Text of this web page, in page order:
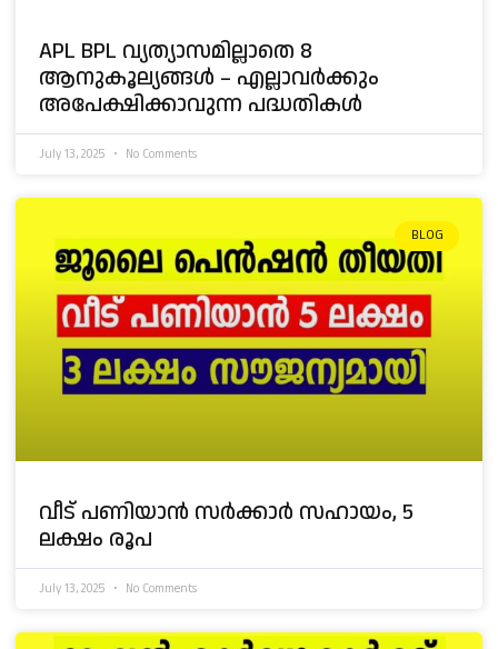
APL BPL വ്യത്യാസമില്ലാതെ 8
ആനുകൂല്യങ്ങൾ – എല്ലാവർക്കും
അപേക്ഷിക്കാവുന്ന പദ്ധതികൾ
July 13, 2025 No Comments
BLOG
വീട് പണിയാൻ സർക്കാർ സഹായം, 5
ലക്ഷം രൂപ
July 13, 2025 No Comments